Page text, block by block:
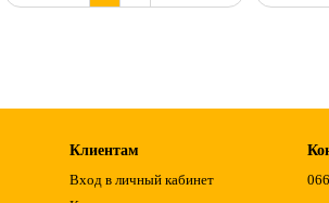
Клиентам
Вход в личный кабинет